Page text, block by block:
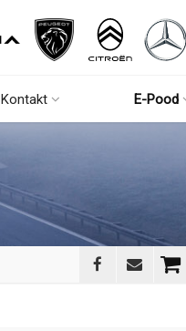
Kontakt E-Pood